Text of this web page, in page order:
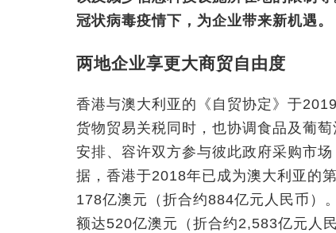
冠状病毒疫情下，为企业带来新机遇。
两地企业享更大商贸自由度
香港与澳大利亚的《自贸协定》于
货物贸易关税同时，也协调食品及葡
安排、容许双方参与彼此政府采购市
据，香港于2018年已成为澳大利亚的
178亿澳元（折合约884亿元人民币）
额达520亿澳元（折合约2,583亿元人